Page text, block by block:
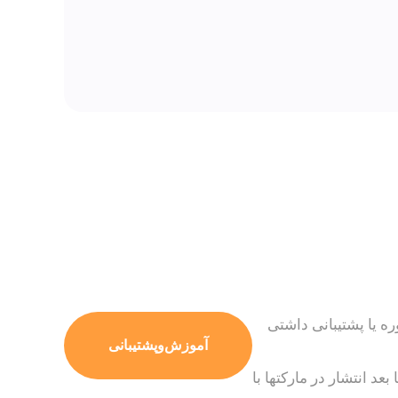
یا پشتیبانی داشتی
انتشار در مارکتها با
آموزش‌وپشتیبانی